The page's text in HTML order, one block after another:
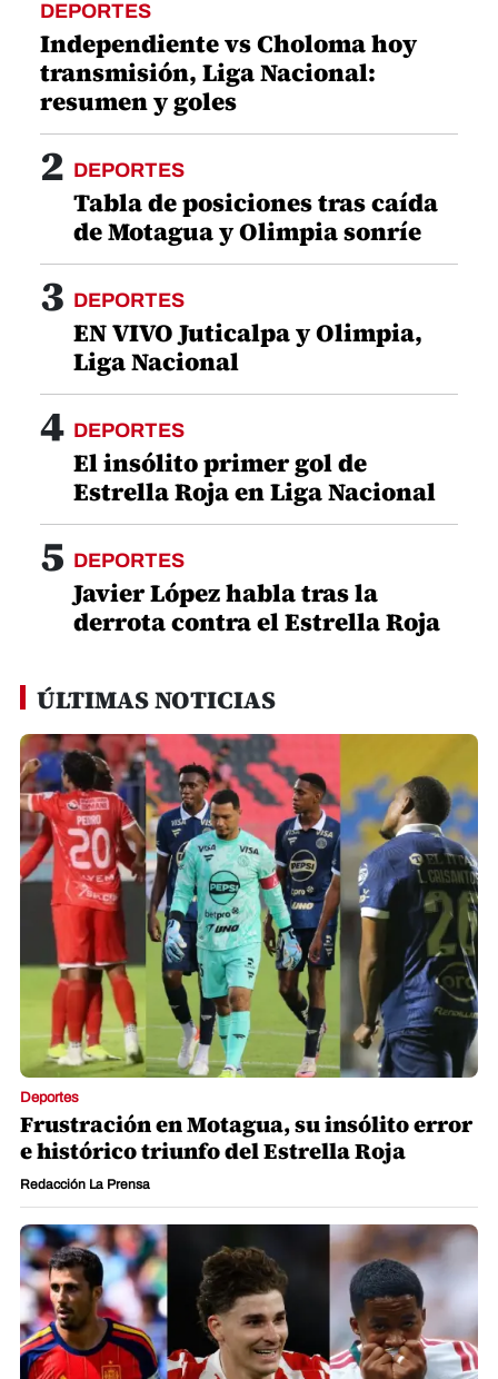
DEPORTES
Independiente vs Choloma hoy
transmisión, Liga Nacional:
resumen y goles
2 DEPORTES
Tabla de posiciones tras caída
de Motagua y Olimpia sonríe
3 DEPORTES
EN VIVO Juticalpa y Olimpia,
Liga Nacional
4 DEPORTES
El insólito primer gol de
Estrella Roja en Liga Nacional
5 DEPORTES
Javier López habla tras la
derrota contra el Estrella Roja
ÚLTIMAS NOTICIAS
Deportes
Frustración en Motagua, su insólito error
e histórico triunfo del Estrella Roja
Redacción La Prensa